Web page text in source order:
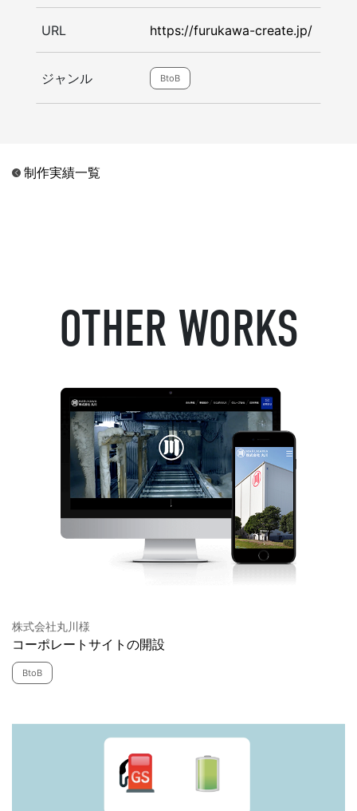
URL https://furukawa-create.jp/
ジャンル BtoB
制作実績一覧
OTHER WORKS
株式会社丸川様
コーポレートサイトの開設
BtoB